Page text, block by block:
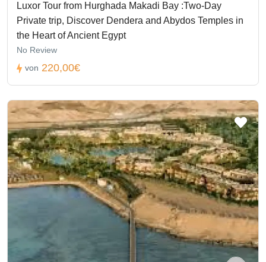
Luxor Tour from Hurghada Makadi Bay :Two-Day
Private trip, Discover Dendera and Abydos Temples in
the Heart of Ancient Egypt
No Review
von 220,00€